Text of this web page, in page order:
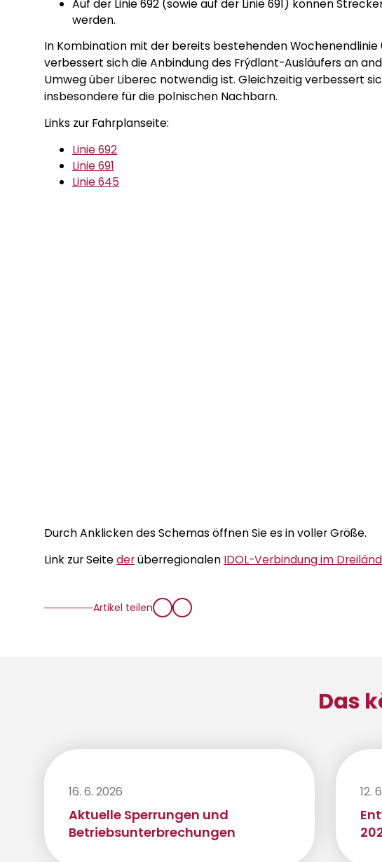
Auf der Linie 692 (sowie auf der Linie 691) können
werden.
In Kombination mit der bereits bestehenden Wochenendlinie
verbessert sich die Anbindung des Frýdlant-Ausläufers an
Umweg über Liberec notwendig ist. Gleichzeitig verbessert
insbesondere für die polnischen Nachbarn.
Links zur Fahrplanseite:
Linie 692
Linie 691
Linie 645
Durch Anklicken des Schemas öffnen Sie es in voller Größe.
Link zur Seitederüberregionalen IDOL-Verbindung im
Artikel teilen
Das
16. 6. 2026
Aktuelle Sperrungen und
Betriebsunterbrechungen
12.